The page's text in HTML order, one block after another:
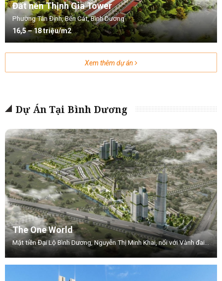
Đất nền Thịnh Gia Tower
Phường Tân Định, Bến Cát, Bình Dương
16,5 – 18 triệu/m2
Xem thêm dự án
Dự Án Tại Bình Dương
The One World
Mặt tiền Đại Lộ Bình Dương, Nguyễn Thị Minh Khai, nối với Vành đai 3, Phường .Thuận Giao, TP.Thuận An, Tỉnh Bình Dương.